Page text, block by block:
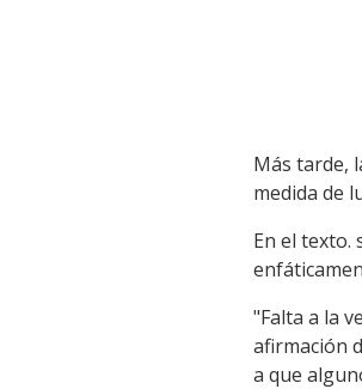
Más tarde,
medida de
En el texto.
"Falta a la
afirmación
a que